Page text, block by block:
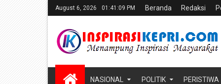
August 6, 2026 01:41:10 PM Beranda Redaksi
NASIONAL POLITIK PERISTIWA